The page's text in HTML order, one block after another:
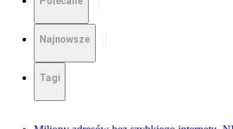
Najnowsze
Tagi